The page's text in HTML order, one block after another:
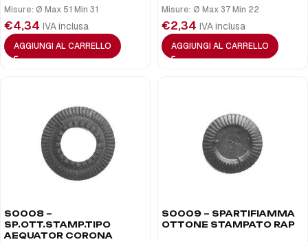
Misure: Ø Max 51 Min 31
€4,34 IVA inclusa
AGGIUNGI AL CARRELLO
Misure: Ø Max 37 Min 22
€2,34 IVA inclusa
AGGIUNGI AL CARRELLO
S0008 –
SP.OTT.STAMP.TIPO
AEQUATOR CORONA
S0009 – SPARTIFIAMMA
OTTONE STAMPATO RAP